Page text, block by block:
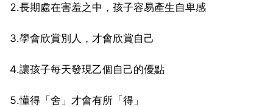
2.長期處在害羞之中，孩子容易產生自卑感
3.學會欣賞別人，才會欣賞自己
4.讓孩子每天發現乙個自己的優點
5.懂得「舍」才會有所「得」